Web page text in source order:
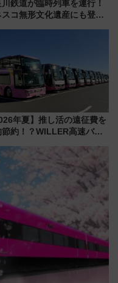
鉄道が臨時列車を運行！
スコ無形文化遺産にも登録
年夏】推し活の遠征費を
節約！？WILLER高速バス
の最強ルート 予約期間・
線まとめ